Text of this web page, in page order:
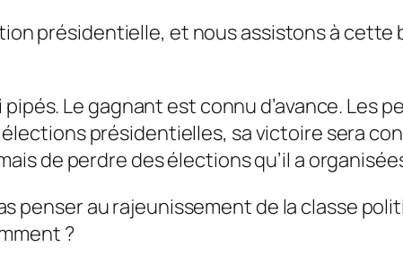
présidentielle, et nous assistons à
Le gagnant est connu d’avance. Les
présidentielles, sa victoire sera
de perdre des élections qu’il a
au rajeunissement de la classe
?